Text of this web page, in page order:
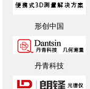
形创中国
丹青科技